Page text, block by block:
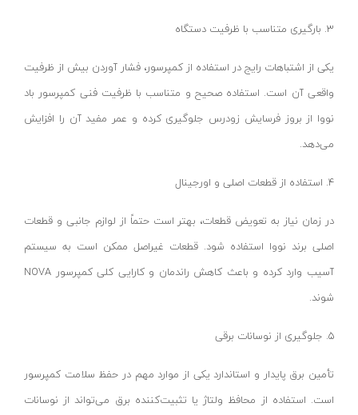
اره میزی نجاری
پولیش زن برقی
سنباده لرزان
سنباده گندگی
منگنه کوب بادی
کمپرسور باد ۱۰تا ۸۰لیتر
کمپرسور فندکی ماشین
کمپرسور باد نووا
بکس بادی ۳/۸ اینچ
پوکا- PUKKA
یارد-YARD
کواکس-COVAX
یاتو-YATO
3. بارگیری متناسب با ظرفیت دستگاه
یکی از اشتباهات رایج در استفاده از کمپرسور، فشار آوردن بیش از ظرفیت
واقعی آن است. استفاده صحیح و متناسب با ظرفیت فنی کمپرسور باد
نووا از بروز فرسایش زودرس جلوگیری کرده و عمر مفید آن را افزایش
می‌دهد.
4. استفاده از قطعات اصلی و اورجینال
در زمان نیاز به تعویض قطعات، بهتر است حتماً از لوازم جانبی و قطعات
اصلی برند نووا استفاده شود. قطعات غیراصل ممکن است به سیستم
آسیب وارد کرده و باعث کاهش راندمان و کارایی کلی کمپرسور NOVA
شوند.
5. جلوگیری از نوسانات برقی
تأمین برق پایدار و استاندارد یکی از موارد مهم در حفظ سلامت کمپرسور
است. استفاده از محافظ ولتاژ یا تثبیت‌کننده برق می‌تواند از نوسانات